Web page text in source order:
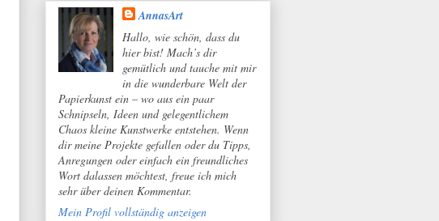
AnnasArt
Hallo, wie schön, dass du
hier bist! Mach’s dir
gemütlich und tauche mit mir
in die wunderbare Welt der
Papierkunst ein – wo aus ein paar
Schnipseln, Ideen und gelegentlichem
Chaos kleine Kunstwerke entstehen. Wenn
dir meine Projekte gefallen oder du Tipps,
Anregungen oder einfach ein freundliches
Wort dalassen möchtest, freue ich mich
sehr über deinen Kommentar.
Mein Profil vollständig anzeigen